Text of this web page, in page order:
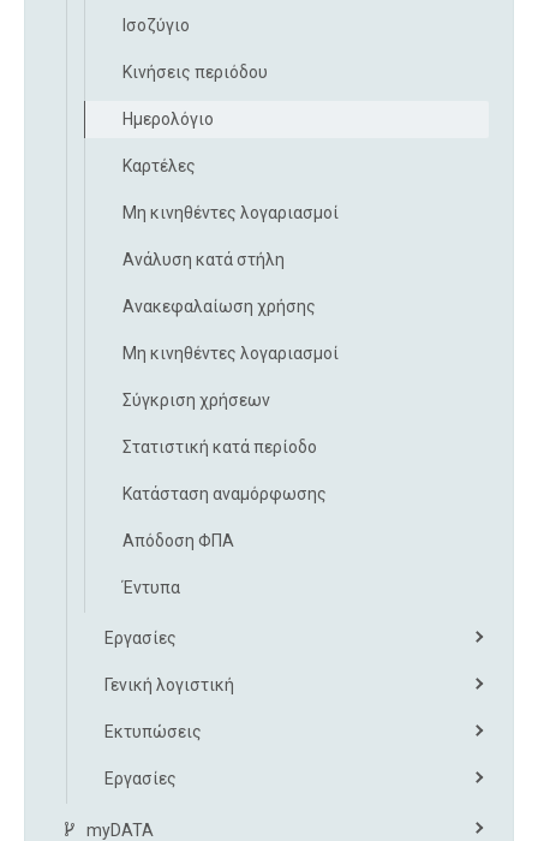
Ισοζύγιο
Κινήσεις περιόδου
Ημερολόγιο
Καρτέλες
Μη κινηθέντες λογαριασμοί
Ανάλυση κατά στήλη
Ανακεφαλαίωση χρήσης
Μη κινηθέντες λογαριασμοί
Σύγκριση χρήσεων
Στατιστική κατά περίοδο
Κατάσταση αναμόρφωσης
Απόδοση ΦΠΑ
Έντυπα
Εργασίες
Γενική λογιστική
Εκτυπώσεις
Εργασίες
myDATA